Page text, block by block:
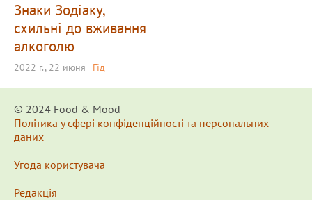
Знаки Зодіаку,
схильні до вживання
алкоголю
2022 г., 22 июня Гід
© 2024 Food & Мood
Політика у сфері конфіденційності та персональних
даних
Угода користувача
Редакція